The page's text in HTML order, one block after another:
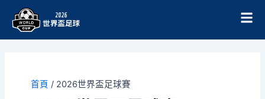
首頁 / 2026世界盃足球賽